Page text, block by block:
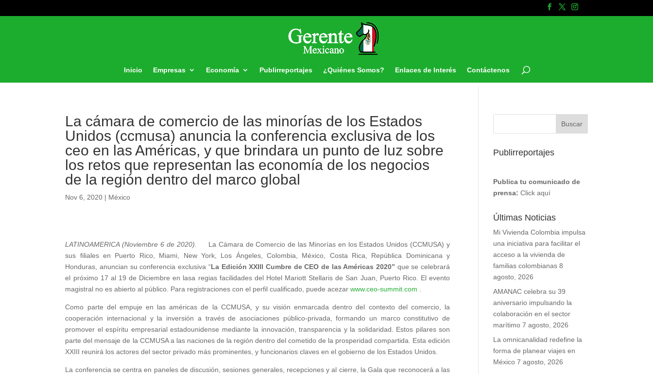
Inicio Empresas Economía Publirreportajes ¿Quiénes Somos? Enlaces de Interés Contáctenos
La cámara de comercio de las minorías de los Estados
Unidos (ccmusa) anuncia la conferencia exclusiva de los
ceo en las Américas, y que brindara un punto de luz sobre
los retos que representan las economía de los negocios
de la región dentro del marco global
Nov 6, 2020 | México
LATINOAMERICA (Noviembre 6 de 2020). La Cámara de Comercio de las Minorías en los Estados Unidos (CCMUSA) y
sus filiales en Puerto Rico, Miami, New York, Los Ángeles, Colombia, México, Costa Rica, República Dominicana y
Honduras, anuncian su conferencia exclusiva “La Edición XXIII Cumbre de CEO de las Américas 2020” que se celebrará
el próximo 17 al 19 de Diciembre en lasa regias facilidades del Hotel Mariott Stellaris de San Juan, Puerto Rico. El evento
magistral no es abierto al público. Para registraciones con el perfil cualificado, puede acezarwww.ceo-summit.com
Como parte del empuje en las américas de la CCMUSA, y su visión enmarcada dentro del contexto del comercio, la
cooperación internacional y la inversión a través de asociaciones público-privada, formando un marco constitutivo de
promover el espíritu empresarial estadounidense mediante la innovación, transparencia y la solidaridad. Estos pilares son
parte del mensaje de la CCMUSA a las naciones de la región dentro del cometido de la prosperidad compartida. Esta edición
XXIII reunirá los actores del sector privado más prominentes, y funcionarios claves en el gobierno de los Estados Unidos.
La conferencia se centra en paneles de discusión, sesiones generales, recepciones y al cierre, la Gala que reconocerá a las
Publirreportajes
Publica tu comunicado de
prensa: Click aquí
Últimas Noticias
Mi Vivienda Colombia impulsa
una iniciativa para facilitar el
acceso a la vivienda de
familias colombianas 8
agosto, 2026
AMANAC celebra su 39
aniversario impulsando la
colaboración en el sector
marítimo 7 agosto, 2026
La omnicanalidad redefine la
forma de planear viajes en
México 7 agosto, 2026